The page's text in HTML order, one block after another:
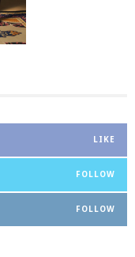
LIKE
FOLLOW
FOLLOW